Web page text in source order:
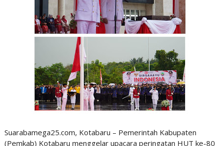
Suarabamega25.com, Kotabaru – Pemerintah Kabupaten
(Pemkab) Kotabaru menggelar upacara peringatan HUT ke-80